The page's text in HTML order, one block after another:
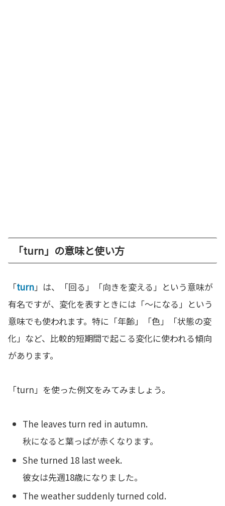
「turn」の意味と使い方
「turn」は、「回る」「向きを変える」という意味が
有名ですが、変化を表すときには「〜になる」という
意味でも使われます。特に「年齢」「色」「状態の変
化」など、比較的短期間で起こる変化に使われる傾向
があります。
「turn」を使った例文をみてみましょう。
The leaves turn red in autumn.
秋になると葉っぱが赤くなります。
She turned 18 last week.
彼女は先週18歳になりました。
The weather suddenly turned cold.